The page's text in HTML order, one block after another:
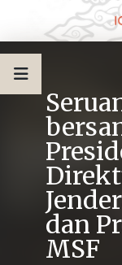
dan
MSF